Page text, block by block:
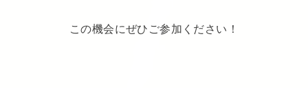
この機会にぜひご参加ください！